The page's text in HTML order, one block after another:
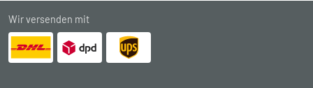
Wir versenden mit